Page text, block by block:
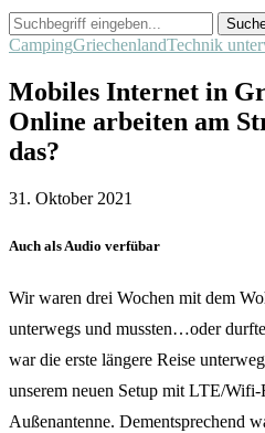
CampingGriechenlandTechnik
Mobiles Internet in
Online arbeiten am
das?
31. Oktober 2021
Auch als Audio verfübar
Wir waren drei Wochen mit dem
unterwegs und mussten…oder
war die erste längere Reise
unserem neuen Setup mit LTE/Wifi-
Außenantenne. Dementsprechend